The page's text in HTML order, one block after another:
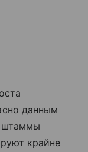
данным
штаммы
крайне